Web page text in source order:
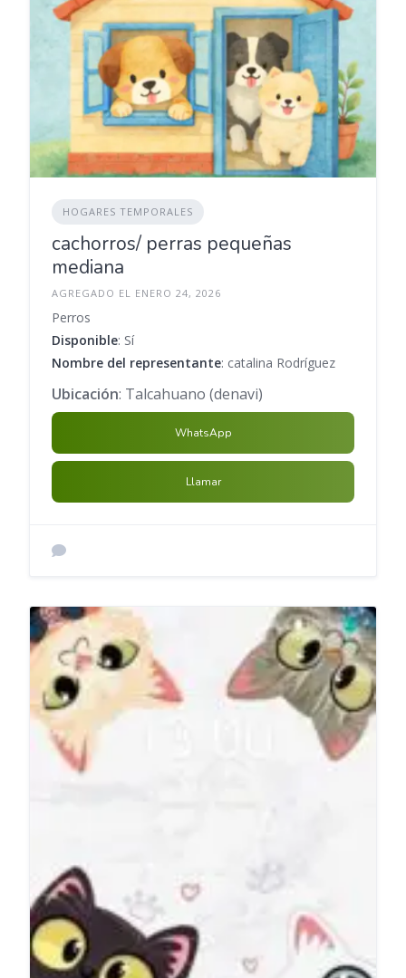
HOGARES TEMPORALES
cachorros/ perras pequeñas
mediana
AGREGADO EL ENERO 24, 2026
Perros
Disponible: Sí
Nombre del representante: catalina Rodríguez
Ubicación: Talcahuano (denavi)
WhatsApp
Llamar